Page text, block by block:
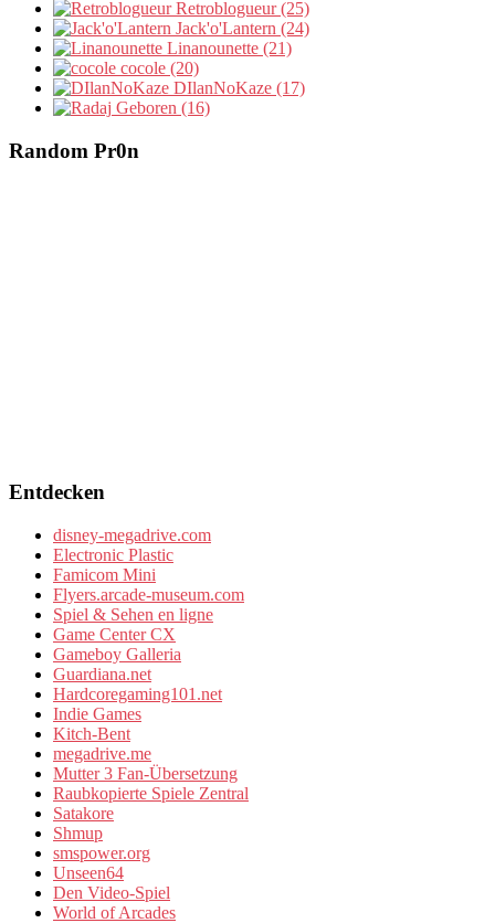
Retroblogueur (25)
Jack'o'Lantern (24)
Linanounette (21)
cocole (20)
DIlanNoKaze (17)
Geboren (16)
Random Pr0n
Entdecken
disney-megadrive.com
Electronic Plastic
Famicom Mini
Flyers.arcade-museum.com
Spiel & Sehen en ligne
Game Center CX
Gameboy Galleria
Guardiana.net
Hardcoregaming101.net
Indie Games
Kitch-Bent
megadrive.me
Mutter 3 Fan-Übersetzung
Raubkopierte Spiele Zentral
Satakore
Shmup
smspower.org
Unseen64
Den Video-Spiel
World of Arcades